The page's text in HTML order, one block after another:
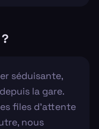
séduisante,
la gare.
files d'attente
nous